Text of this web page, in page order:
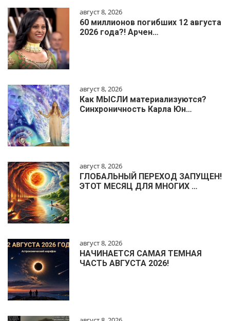
август 8, 2026
60 миллионов погибших 12 августа
2026 года?! Арчен…
август 8, 2026
Как МЫСЛИ материализуются?
Синхроничность Карла Юн…
август 8, 2026
ГЛОБАЛЬНЫЙ ПЕРЕХОД ЗАПУЩЕН!
ЭТОТ МЕСЯЦ ДЛЯ МНОГИХ …
август 8, 2026
НАЧИНАЕТСЯ САМАЯ ТЕМНАЯ
ЧАСТЬ АВГУСТА 2026!